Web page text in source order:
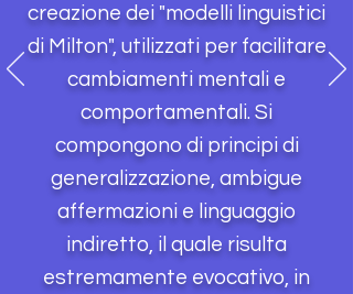
creazione dei "modelli linguistici
di Milton", utilizzati per facilitare
cambiamenti mentali e
comportamentali. Si
compongono di principi di
generalizzazione, ambigue
affermazioni e linguaggio
indiretto, il quale risulta
estremamente evocativo, in